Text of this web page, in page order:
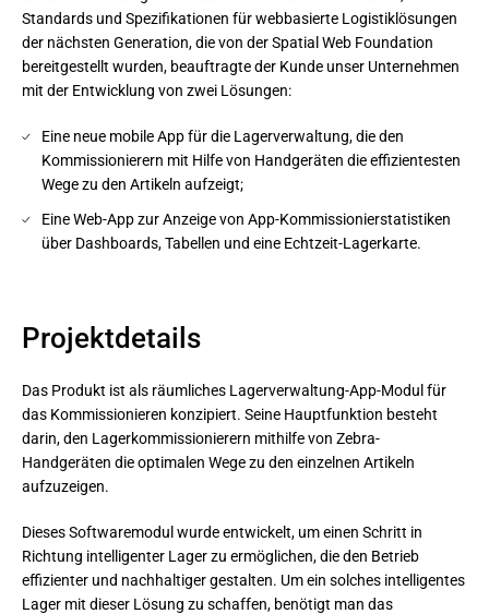
Standards und Spezifikationen für webbasierte Logistiklösungen
der nächsten Generation, die von der Spatial Web Foundation
bereitgestellt wurden, beauftragte der Kunde unser Unternehmen
mit der Entwicklung von zwei Lösungen:
Eine neue mobile App für die Lagerverwaltung, die den
Kommissionierern mit Hilfe von Handgeräten die effizientesten
Wege zu den Artikeln aufzeigt;
Eine Web-App zur Anzeige von App-Kommissionierstatistiken
über Dashboards, Tabellen und eine Echtzeit-Lagerkarte.
Projektdetails
Das Produkt ist als räumliches Lagerverwaltung-App-Modul für
das Kommissionieren konzipiert. Seine Hauptfunktion besteht
darin, den Lagerkommissionierern mithilfe von Zebra-
Handgeräten die optimalen Wege zu den einzelnen Artikeln
aufzuzeigen.
Dieses Softwaremodul wurde entwickelt, um einen Schritt in
Richtung intelligenter Lager zu ermöglichen, die den Betrieb
effizienter und nachhaltiger gestalten. Um ein solches intelligentes
Lager mit dieser Lösung zu schaffen, benötigt man das